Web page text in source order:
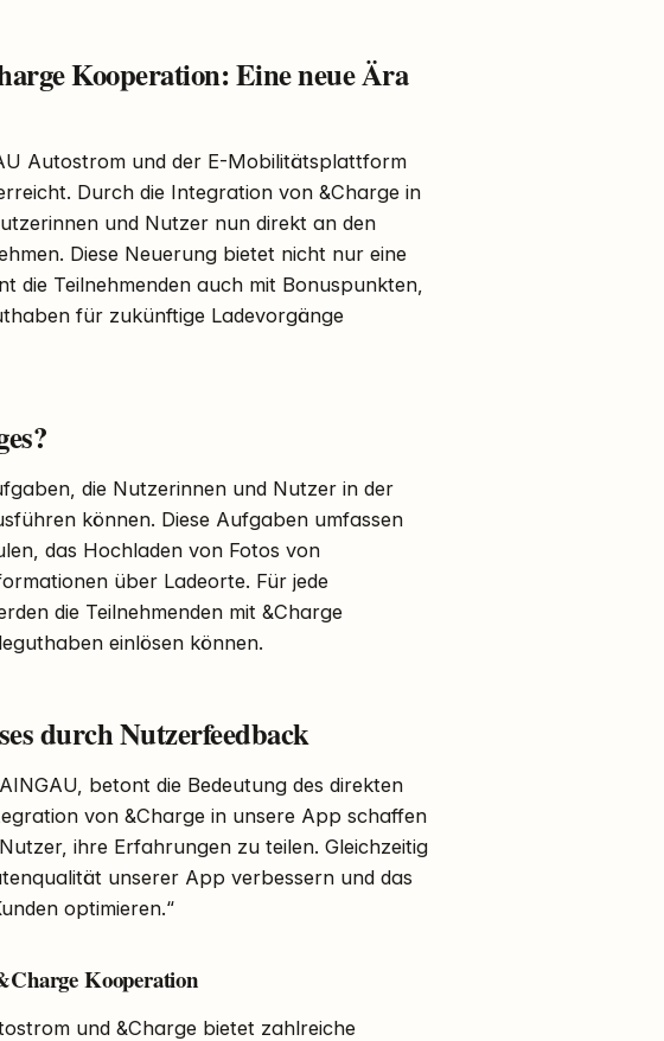
Kooperation: Eine neue Ära
Autostrom und der E-Mobilitätsplattform
Durch die Integration von &Charge in
und Nutzer nun direkt an den
Diese Neuerung bietet nicht nur eine
die Teilnehmenden auch mit Bonuspunkten,
für zukünftige Ladevorgänge
die Nutzerinnen und Nutzer in der
können. Diese Aufgaben umfassen
das Hochladen von Fotos von
über Ladeorte. Für jede
die Teilnehmenden mit &Charge
einlösen können.
durch Nutzerfeedback
betont die Bedeutung des direkten
von &Charge in unsere App schaffen
ihre Erfahrungen zu teilen. Gleichzeitig
unserer App verbessern und das
optimieren.“
Kooperation
und &Charge bietet zahlreiche